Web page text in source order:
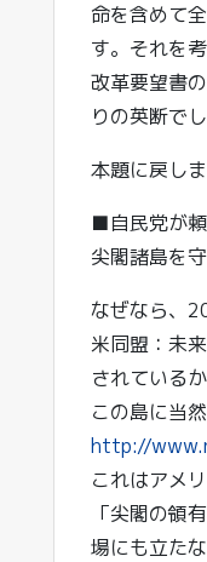
命を含めて
す。それを
改革要望書
りの英断でし
本題に戻しま
■自民党が頼
尖閣諸島を
なぜなら、
米同盟：未
されている
この島に当
http://
これはアメ
「尖閣の領
場にも立た